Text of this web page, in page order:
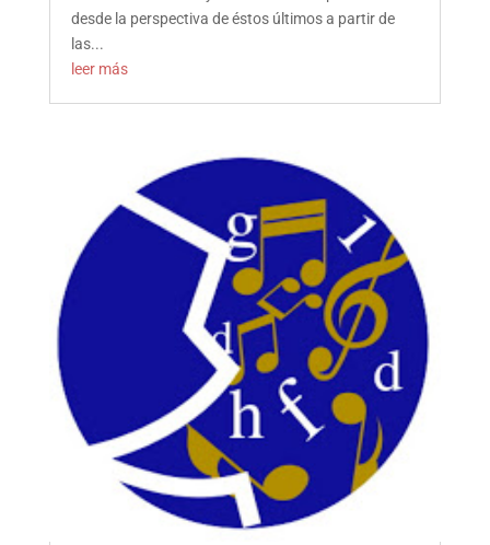
desde la perspectiva de éstos últimos a partir de
las...
leer más